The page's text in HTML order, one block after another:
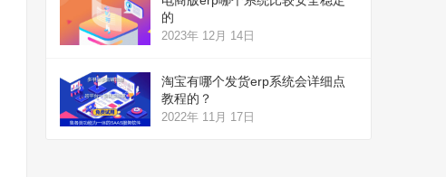
的
2023年 12月 14日
淘宝有哪个发货erp系统会详细点
教程的？
2022年 11月 17日